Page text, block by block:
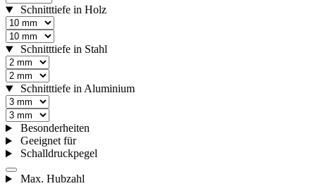
Schnitttiefe in Holz
Schnitttiefe in Stahl
Schnitttiefe in Aluminium
Besonderheiten
Geeignet für
Schalldruckpegel
Max. Hubzahl